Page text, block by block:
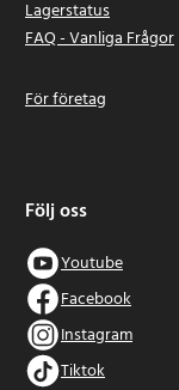
Lagerstatus
FAQ - Vanliga Frågor
För företag
Följ oss
Youtube
Facebook
Instagram
Tiktok